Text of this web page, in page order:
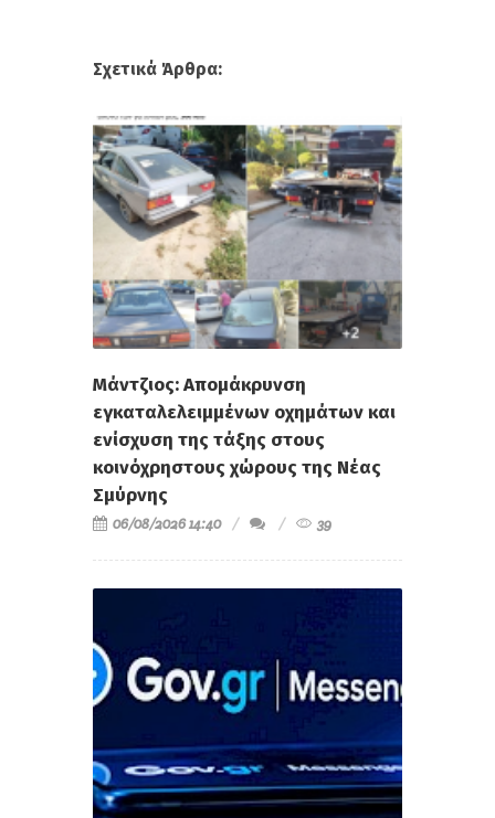
Σχετικά Άρθρα:
Μάντζιος: Απομάκρυνση
εγκαταλελειμμένων οχημάτων και
ενίσχυση της τάξης στους
κοινόχρηστους χώρους της Νέας
Σμύρνης
06/08/2026 14:40 39